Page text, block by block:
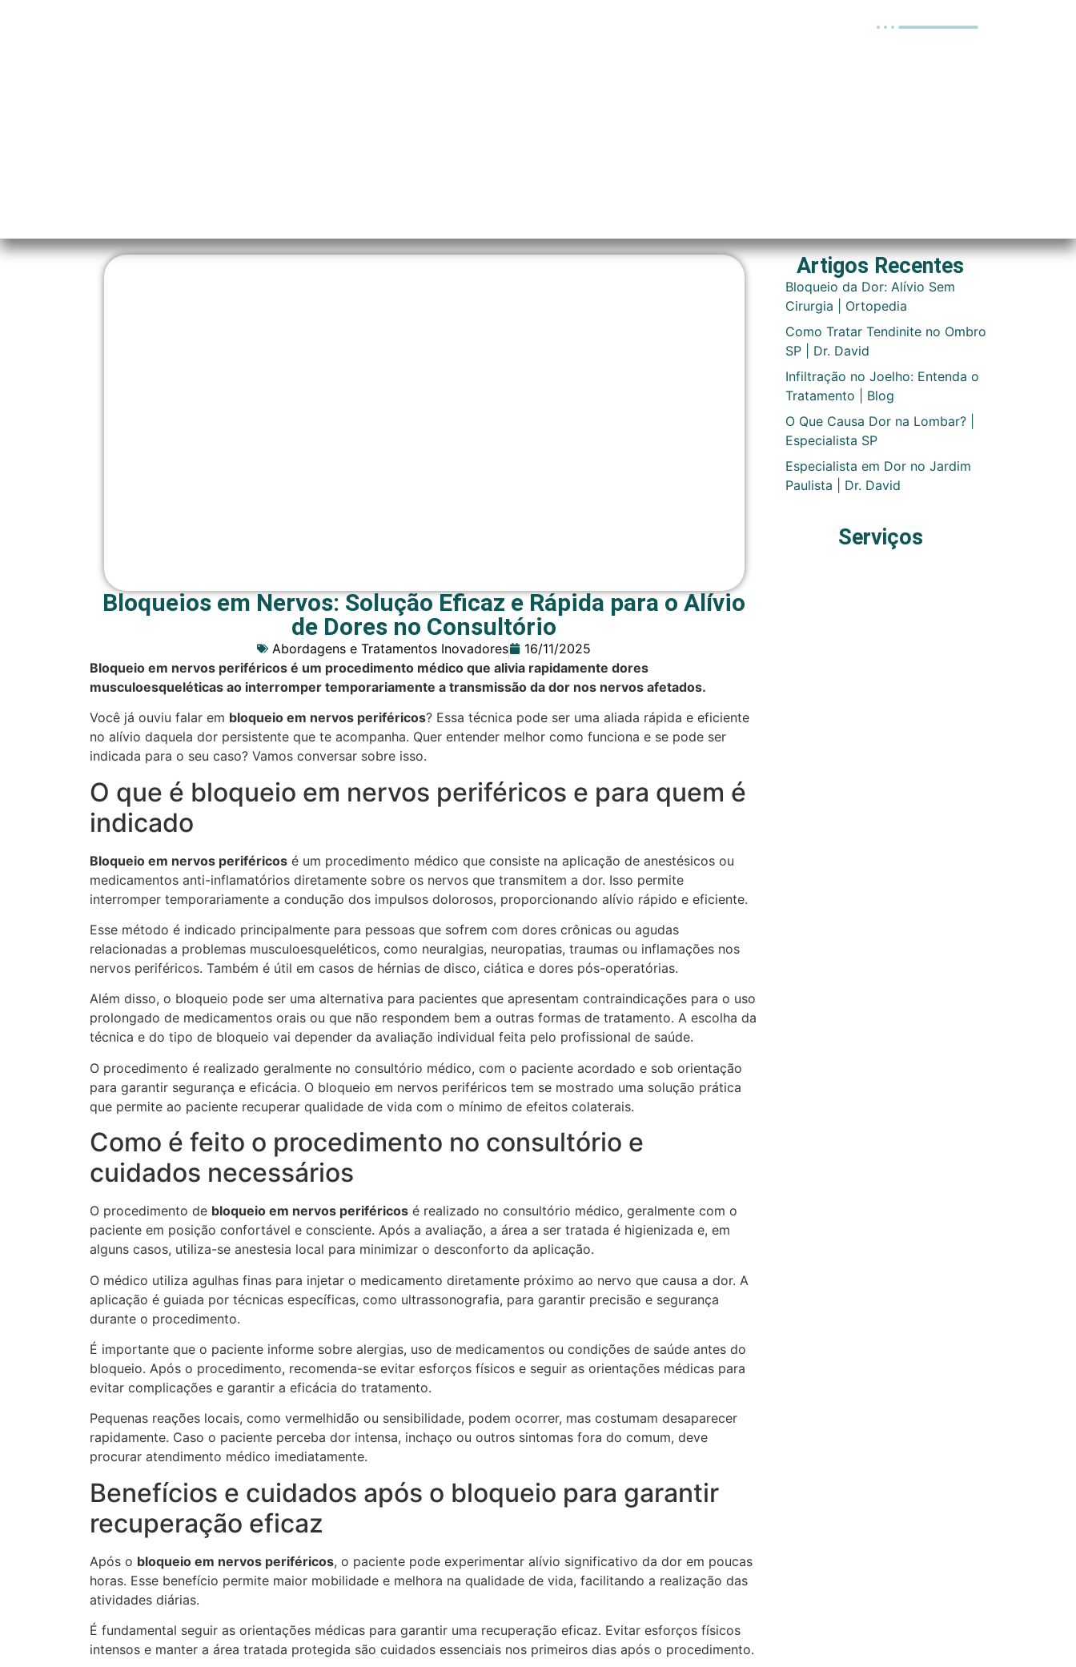
Bloqueios em Nervos: Solução Eficaz e Rápida para o Alívio
de Dores no Consultório
Abordagens e Tratamentos Inovadores
16/11/2025
Bloqueio em nervos periféricos é um procedimento médico que alivia rapidamente dores
musculoesqueléticas ao interromper temporariamente a transmissão da dor nos nervos afetados.
Você já ouviu falar em bloqueio em nervos periféricos? Essa técnica pode ser uma aliada rápida e eficiente
no alívio daquela dor persistente que te acompanha. Quer entender melhor como funciona e se pode ser
indicada para o seu caso? Vamos conversar sobre isso.
O que é bloqueio em nervos periféricos e para quem é
indicado
Bloqueio em nervos periféricos é um procedimento médico que consiste na aplicação de anestésicos ou
medicamentos anti-inflamatórios diretamente sobre os nervos que transmitem a dor. Isso permite
interromper temporariamente a condução dos impulsos dolorosos, proporcionando alívio rápido e eficiente.
Esse método é indicado principalmente para pessoas que sofrem com dores crônicas ou agudas
relacionadas a problemas musculoesqueléticos, como neuralgias, neuropatias, traumas ou inflamações nos
nervos periféricos. Também é útil em casos de hérnias de disco, ciática e dores pós-operatórias.
Além disso, o bloqueio pode ser uma alternativa para pacientes que apresentam contraindicações para o uso
prolongado de medicamentos orais ou que não respondem bem a outras formas de tratamento. A escolha da
técnica e do tipo de bloqueio vai depender da avaliação individual feita pelo profissional de saúde.
O procedimento é realizado geralmente no consultório médico, com o paciente acordado e sob orientação
para garantir segurança e eficácia. O bloqueio em nervos periféricos tem se mostrado uma solução prática
que permite ao paciente recuperar qualidade de vida com o mínimo de efeitos colaterais.
Como é feito o procedimento no consultório e
cuidados necessários
O procedimento de bloqueio em nervos periféricos é realizado no consultório médico, geralmente com o
paciente em posição confortável e consciente. Após a avaliação, a área a ser tratada é higienizada e, em
alguns casos, utiliza-se anestesia local para minimizar o desconforto da aplicação.
O médico utiliza agulhas finas para injetar o medicamento diretamente próximo ao nervo que causa a dor. A
aplicação é guiada por técnicas específicas, como ultrassonografia, para garantir precisão e segurança
durante o procedimento.
É importante que o paciente informe sobre alergias, uso de medicamentos ou condições de saúde antes do
bloqueio. Após o procedimento, recomenda-se evitar esforços físicos e seguir as orientações médicas para
evitar complicações e garantir a eficácia do tratamento.
Pequenas reações locais, como vermelhidão ou sensibilidade, podem ocorrer, mas costumam desaparecer
rapidamente. Caso o paciente perceba dor intensa, inchaço ou outros sintomas fora do comum, deve
procurar atendimento médico imediatamente.
Benefícios e cuidados após o bloqueio para garantir
recuperação eficaz
Após o bloqueio em nervos periféricos, o paciente pode experimentar alívio significativo da dor em poucas
horas. Esse benefício permite maior mobilidade e melhora na qualidade de vida, facilitando a realização das
atividades diárias.
É fundamental seguir as orientações médicas para garantir uma recuperação eficaz. Evitar esforços físicos
intensos e manter a área tratada protegida são cuidados essenciais nos primeiros dias após o procedimento.
Artigos Recentes
Bloqueio da Dor: Alívio Sem
Cirurgia | Ortopedia
Como Tratar Tendinite no Ombro
SP | Dr. David
Infiltração no Joelho: Entenda o
Tratamento | Blog
O Que Causa Dor na Lombar? |
Especialista SP
Especialista em Dor no Jardim
Paulista | Dr. David
Serviços